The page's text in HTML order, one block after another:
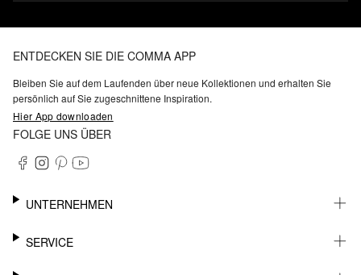
ENTDECKEN SIE DIE COMMA APP
Bleiben Sie auf dem Laufenden über neue Kollektionen und erhalten Sie
persönlich auf Sie zugeschnittene Inspiration.
Hier App downloaden
FOLGE UNS ÜBER
UNTERNEHMEN
KARRIERE
SERVICE